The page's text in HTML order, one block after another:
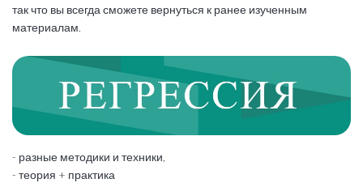
так что вы всегда сможете вернуться к ранее изученным
материалам.
- разные методики и техники,
- теория + практика